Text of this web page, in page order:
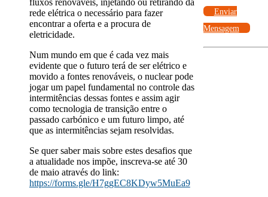
rede elétrica o necessário para fazer
encontrar a oferta e a procura de
eletricidade.
Num mundo em que é cada vez mais
evidente que o futuro terá de ser elétrico e
movido a fontes renováveis, o nuclear pode
jogar um papel fundamental no controle das
intermitências dessas fontes e assim agir
como tecnologia de transição entre o
passado carbónico e um futuro limpo, até
que as intermitências sejam resolvidas.
Se quer saber mais sobre estes desafios que
a atualidade nos impõe, inscreva-se até 30
de maio através do link:
https://forms.gle/H7ggEC8KDyw5MuEa9
Enviar
Mensagem